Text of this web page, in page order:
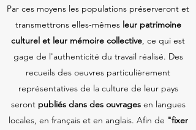
Par ces moyens les populations préserveront et
transmettrons elles-mêmes leur patrimoine
culturel et leur mémoire collective, ce qui est
gage de l'authenticité du travail réalisé. Des
recueils des oeuvres particulièrement
représentatives de la culture de leur pays
seront publiés dans des ouvragesen langues
locales, en français et en anglais. Afin de "fixer